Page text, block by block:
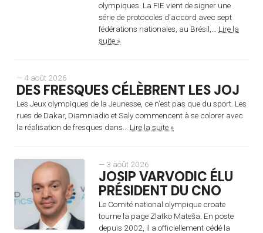
olympiques. La FIE vient de signer une
série de protocoles d’accord avec sept
fédérations nationales, au Brésil,... Lire la
suite »
— 4 août 2026
DES FRESQUES CÉLÈBRENT LES JOJ
Les Jeux olympiques de la Jeunesse, ce n’est pas que du sport. Les
rues de Dakar, Diamniadio et Saly commencent à se colorer avec
la réalisation de fresques dans... Lire la suite »
— 3 août 2026
JOSIP VARVODIC ÉLU
PRÉSIDENT DU CNO
Le Comité national olympique croate
tourne la page Zlatko Mateša. En poste
depuis 2002, il a officiellement cédé la